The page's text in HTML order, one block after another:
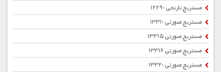
مستربچ نارنجی 12290
مستربچ صورتی 13310
مستربچ صورتی 13315
مستربچ صورتی 13316
مستربچ صورتی 13320